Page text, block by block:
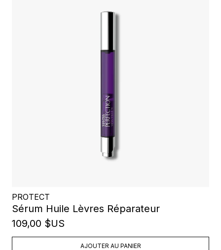
PROTECT
Sérum Huile Lèvres Réparateur
109,00 $US
AJOUTER AU PANIER